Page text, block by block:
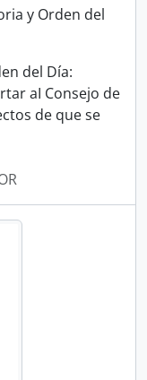
y Orden del
del Día:
aI Consejo de
de que se